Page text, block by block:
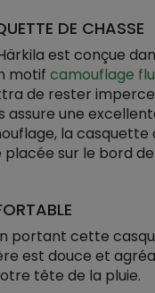
DE CHASSE
est conçue
motif camouflage
de rester
une
la casquette
sur le bord
portant cette
est douce et
tête de la pluie.